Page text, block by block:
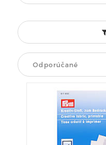
Odporúčané